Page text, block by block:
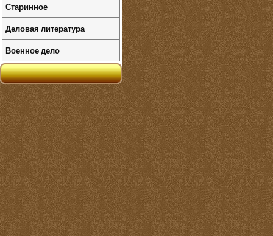
Старинное
Деловая литература
Военное дело